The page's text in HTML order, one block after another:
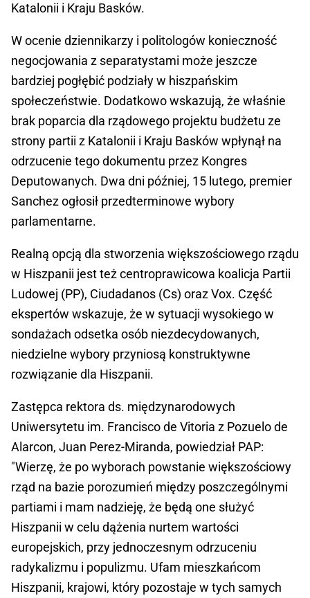
Katalonii i Kraju Basków.
W ocenie dziennikarzy i politologów konieczność
negocjowania z separatystami może jeszcze
bardziej pogłębić podziały w hiszpańskim
społeczeństwie. Dodatkowo wskazują, że właśnie
brak poparcia dla rządowego projektu budżetu ze
strony partii z Katalonii i Kraju Basków wpłynął na
odrzucenie tego dokumentu przez Kongres
Deputowanych. Dwa dni później, 15 lutego, premier
Sanchez ogłosił przedterminowe wybory
parlamentarne.
Realną opcją dla stworzenia większościowego rządu
w Hiszpanii jest też centroprawicowa koalicja Partii
Ludowej (PP), Ciudadanos (Cs) oraz Vox. Część
ekspertów wskazuje, że w sytuacji wysokiego w
sondażach odsetka osób niezdecydowanych,
niedzielne wybory przyniosą konstruktywne
rozwiązanie dla Hiszpanii.
Zastępca rektora ds. międzynarodowych
Uniwersytetu im. Francisco de Vitoria z Pozuelo de
Alarcon, Juan Perez-Miranda, powiedział PAP:
"Wierzę, że po wyborach powstanie większościowy
rząd na bazie porozumień między poszczególnymi
partiami i mam nadzieję, że będą one służyć
Hiszpanii w celu dążenia nurtem wartości
europejskich, przy jednoczesnym odrzuceniu
radykalizmu i populizmu. Ufam mieszkańcom
Hiszpanii, krajowi, który pozostaje w tych samych